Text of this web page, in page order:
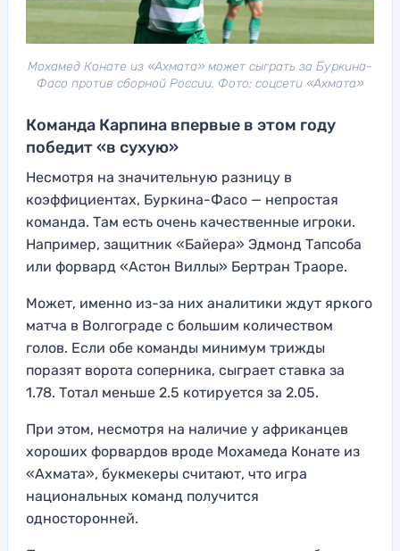
Мохамед Конате из «Ахмата» может сыграть за Буркина-
Фасо против сборной России. Фото: соцсети «Ахмата»
Команда Карпина впервые в этом году
победит «в сухую»
Несмотря на значительную разницу в
коэффициентах, Буркина-Фасо — непростая
команда. Там есть очень качественные игроки.
Например, защитник «Байера» Эдмонд Тапсоба
или форвард «Астон Виллы» Бертран Траоре.
Может, именно из-за них аналитики ждут яркого
матча в Волгограде с большим количеством
голов. Если обе команды минимум трижды
поразят ворота соперника, сыграет ставка за
1.78. Тотал меньше 2.5 котируется за 2.05.
При этом, несмотря на наличие у африканцев
хороших форвардов вроде Мохамеда Конате из
«Ахмата», букмекеры считают, что игра
национальных команд получится
односторонней.